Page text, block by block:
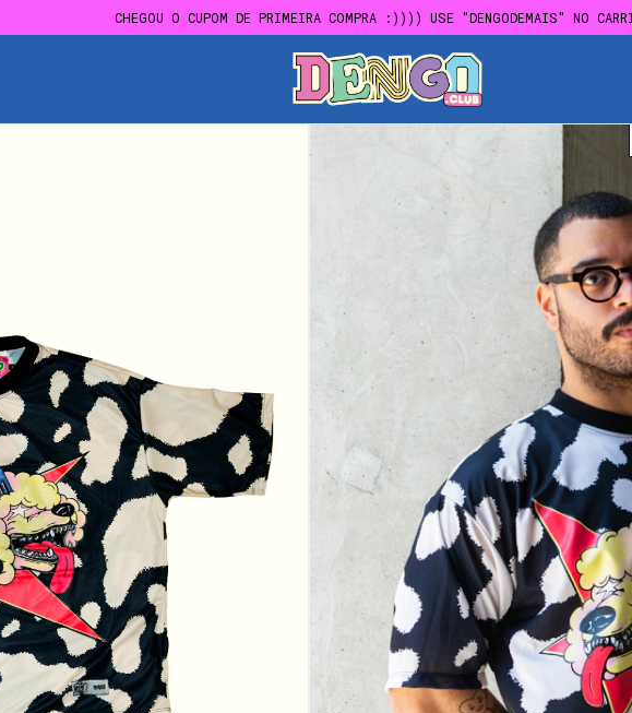
FRETE GRÁTIS EM COMPRAS ACIMA DE R$300,00
CHEGOU O CUPOM DE PRIMEIRA COMPRA :)))) USE "DENGODEMAIS" NO